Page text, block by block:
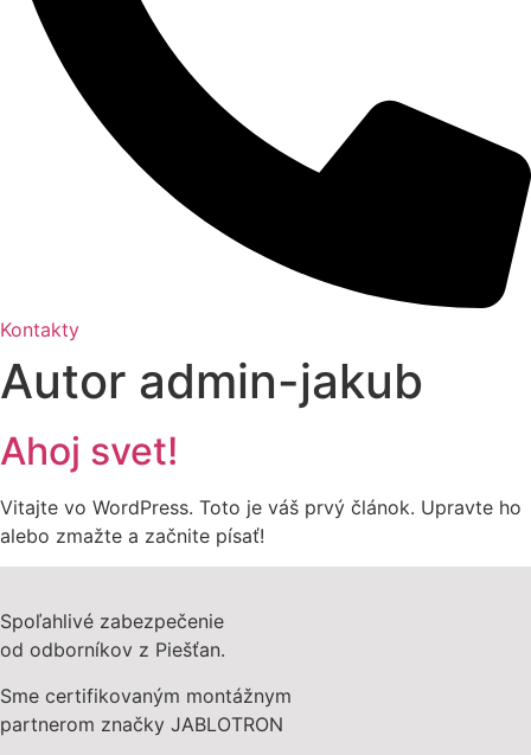
Kontakty
Autor admin-jakub
Ahoj svet!
Vitajte vo WordPress. Toto je váš prvý článok. Upravte ho
alebo zmažte a začnite písať!
Spoľahlivé zabezpečenie
od odborníkov z Piešťan.
Sme certifikovaným montážnym
partnerom značky JABLOTRON